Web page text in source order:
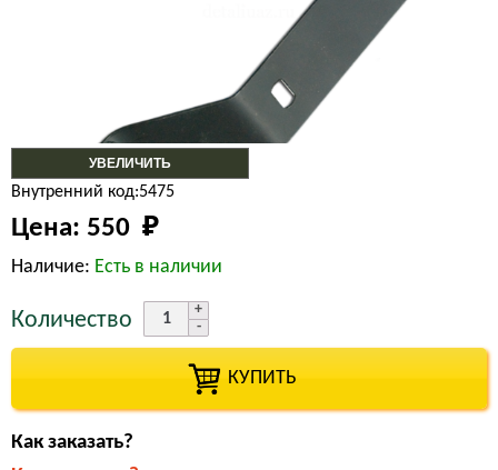
УВЕЛИЧИТЬ
Внутренний код:5475
Цена: 550 ₽
Наличие: Есть в наличии
Количество
КУПИТЬ
Как заказать?